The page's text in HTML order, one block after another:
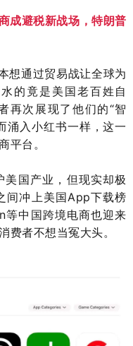
成避税新战场，特朗普
想通过贸易战让全球为
的竟是美国老百姓自
再次展现了他们的“智
入小红书一样，这一
平台。
国产业，但现实却极
间冲上美国App下载榜
等中国跨境电商也迎来
费者不想当冤大头。